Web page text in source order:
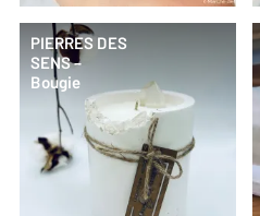
PIERRES DES
SENS –
Bougie